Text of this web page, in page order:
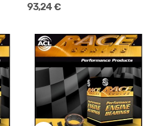
93,24 €